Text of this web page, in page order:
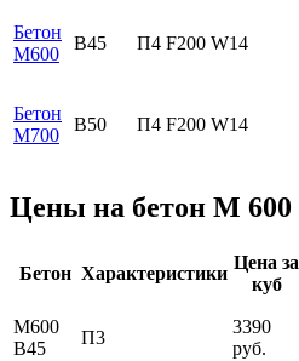
Бетон
М600
В45 П4 F200 W14
Бетон
М700
В50 П4 F200 W14
Цены на бетон М 600
Бетон Характеристики
Цена за
куб
М600
В45
П3
3390
руб.